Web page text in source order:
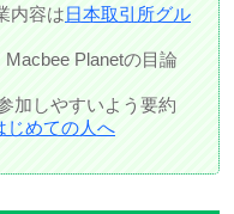
内容は日本取引所グル
Planetの目論
加しやすいよう要約
じめての人へ